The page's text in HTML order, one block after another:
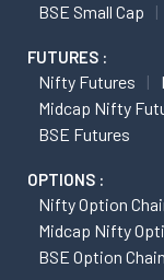
BSE Small Cap
FUTURES :
Nifty Futures
Midcap Nifty
BSE Futures
OPTIONS :
Nifty Option
Midcap Nifty
BSE Option Chain